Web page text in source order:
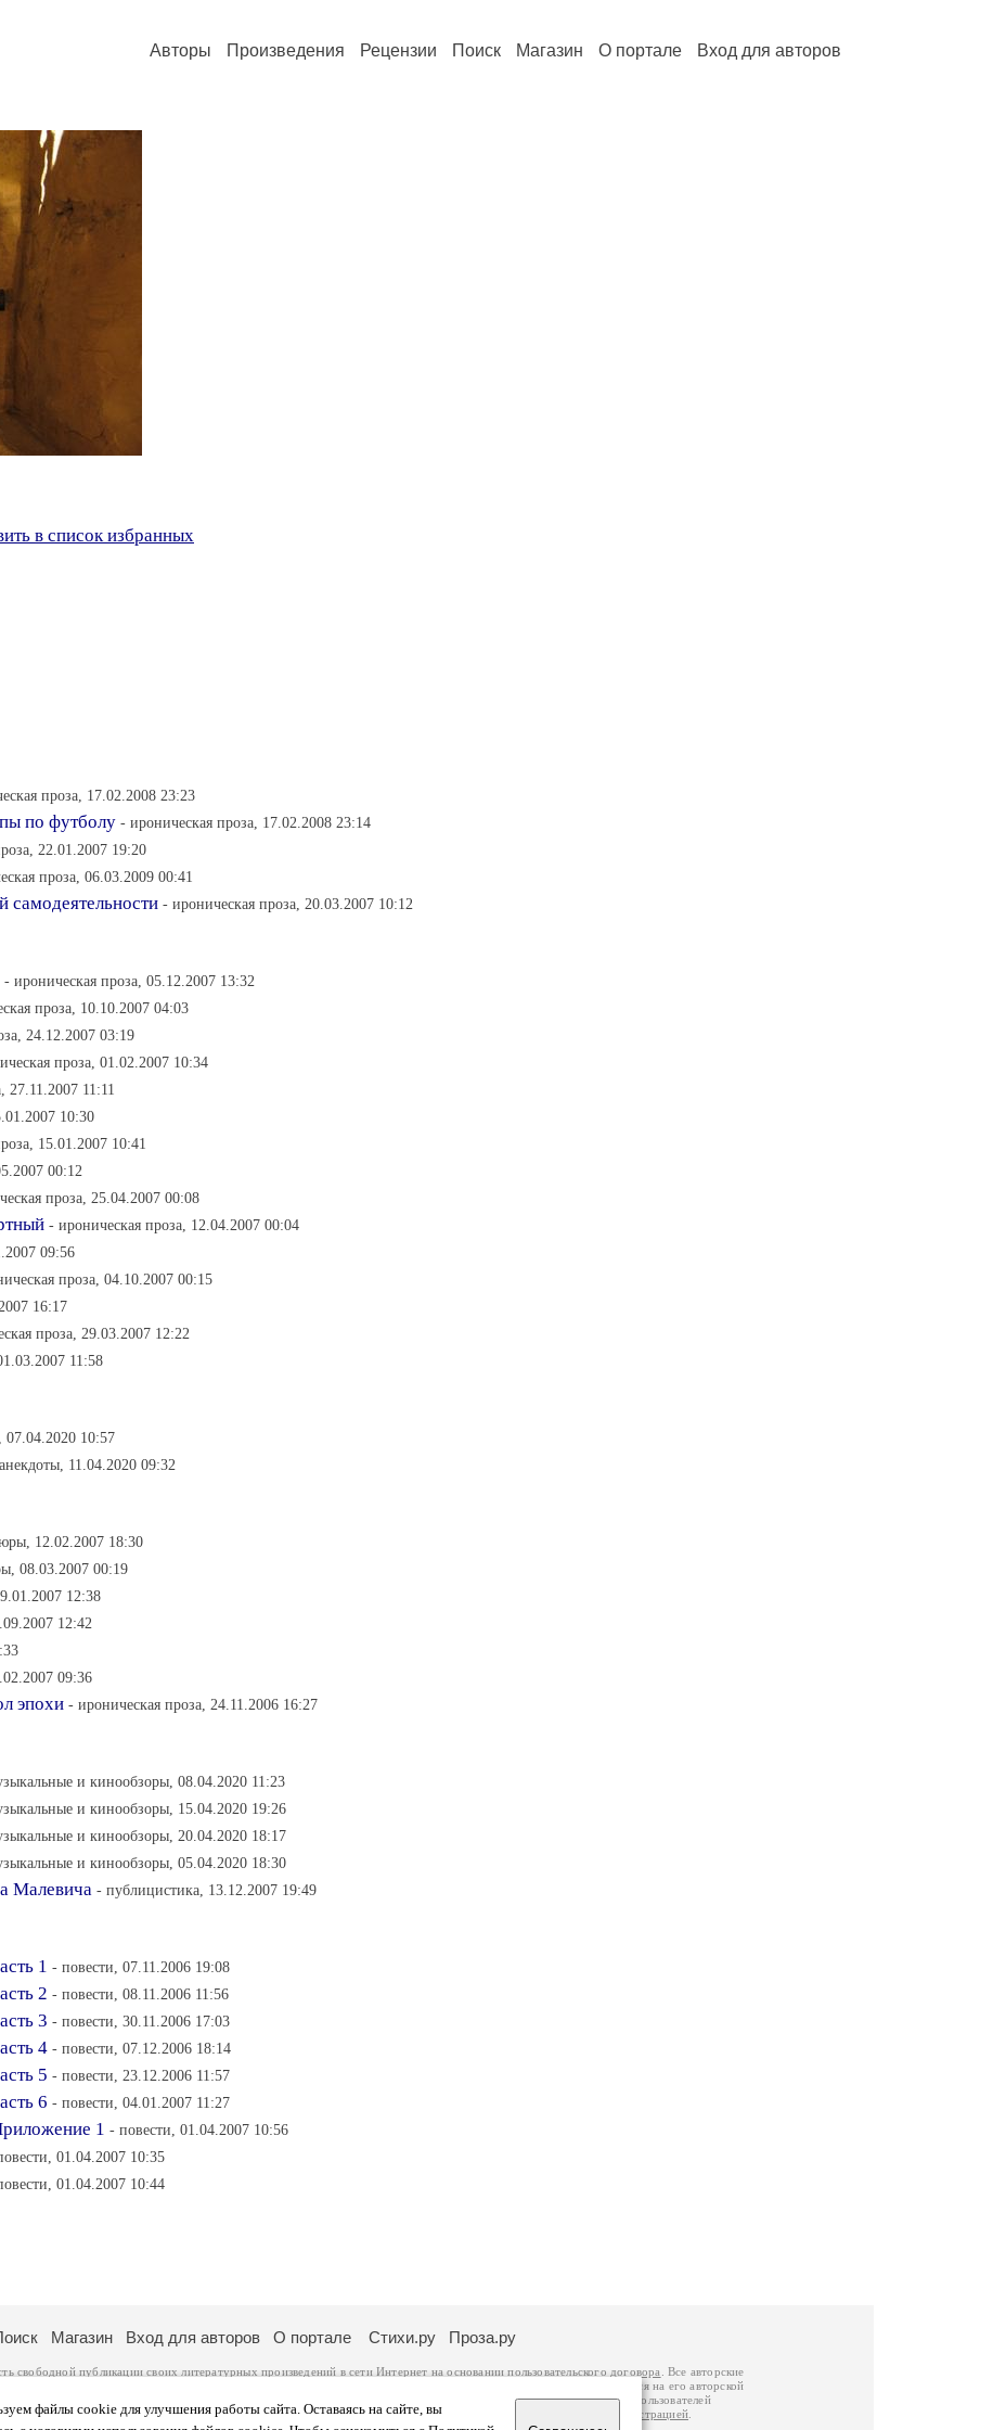
Авторы Произведения Рецензии Поиск Магазин О портале Вход для авторов
в список избранных
проза, 17.02.2008 23:23
по футболу - ироническая проза, 17.02.2008 23:14
22.01.2007 19:20
проза, 06.03.2009 00:41
самодеятельности - ироническая проза, 20.03.2007 10:12
- ироническая проза, 05.12.2007 13:32
проза, 10.10.2007 04:03
24.12.2007 03:19
проза, 01.02.2007 10:34
27.11.2007 11:11
10:30
15.01.2007 10:41
00:12
проза, 25.04.2007 00:08
- ироническая проза, 12.04.2007 00:04
09:56
проза, 04.10.2007 00:15
16:17
проза, 29.03.2007 12:22
11:58
07.04.2020 10:57
11.04.2020 09:32
12.02.2007 18:30
08.03.2007 00:19
12:38
12:42
09:36
эпохи - ироническая проза, 24.11.2006 16:27
и кинообзоры, 08.04.2020 11:23
и кинообзоры, 15.04.2020 19:26
и кинообзоры, 20.04.2020 18:17
и кинообзоры, 05.04.2020 18:30
Малевича - публицистика, 13.12.2007 19:49
1 - повести, 07.11.2006 19:08
2 - повести, 08.11.2006 11:56
3 - повести, 30.11.2006 17:03
4 - повести, 07.12.2006 18:14
5 - повести, 23.12.2006 11:57
6 - повести, 04.01.2007 11:27
1 - повести, 01.04.2007 10:56
01.04.2007 10:35
01.04.2007 10:44
файлы cookie для улучшения работы сайта. Оставаясь на сайте, вы
Магазин Вход для авторов О портале Стихи.ру Проза.ру
свободной публикации своих литературных произведений в сети Интернет на основаниипользовательского договора
. Все авторские
. Перепечатка произведений возможна только с согласия его автора, к которому вы можете обратиться на его авторской
несут самостоятельно на основании
законодательства Российской Федерации. Данные пользователей
персональных данных. Вы также можете посмотреть более подробнуюинформацию о портале связаться с администрацией